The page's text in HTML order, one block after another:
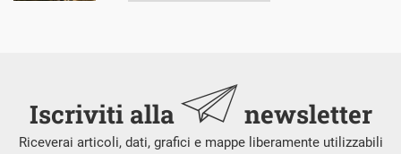
Iscriviti alla newsletter
Riceverai articoli, dati, grafici e mappe liberamente utilizzabili